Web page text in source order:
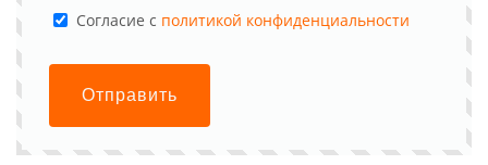
Cогласие с политикой конфиденциальности
Отправить